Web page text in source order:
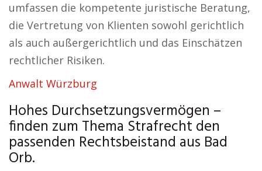
umfassen die kompetente juristische Beratung,
die Vertretung von Klienten sowohl gerichtlich
als auch außergerichtlich und das Einschätzen
rechtlicher Risiken.
Anwalt Würzburg
Hohes Durchsetzungsvermögen –
finden zum Thema Strafrecht den
passenden Rechtsbeistand aus Bad
Orb.